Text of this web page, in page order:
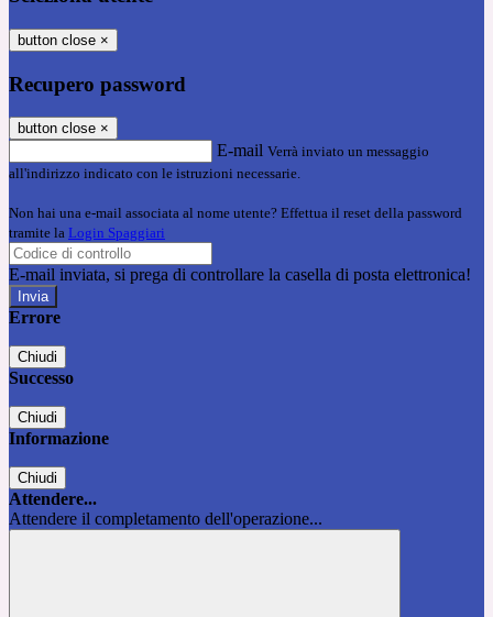
button close ×
Recupero password
button close ×
E-mail Verrà inviato un messaggio
all'indirizzo indicato con le istruzioni necessarie.
Non hai una e-mail associata al nome utente? Effettua il reset della password
tramite la Login Spaggiari
E-mail inviata, si prega di controllare la casella di posta elettronica!
Errore
Chiudi
Successo
Chiudi
Informazione
Chiudi
Attendere...
Attendere il completamento dell'operazione...